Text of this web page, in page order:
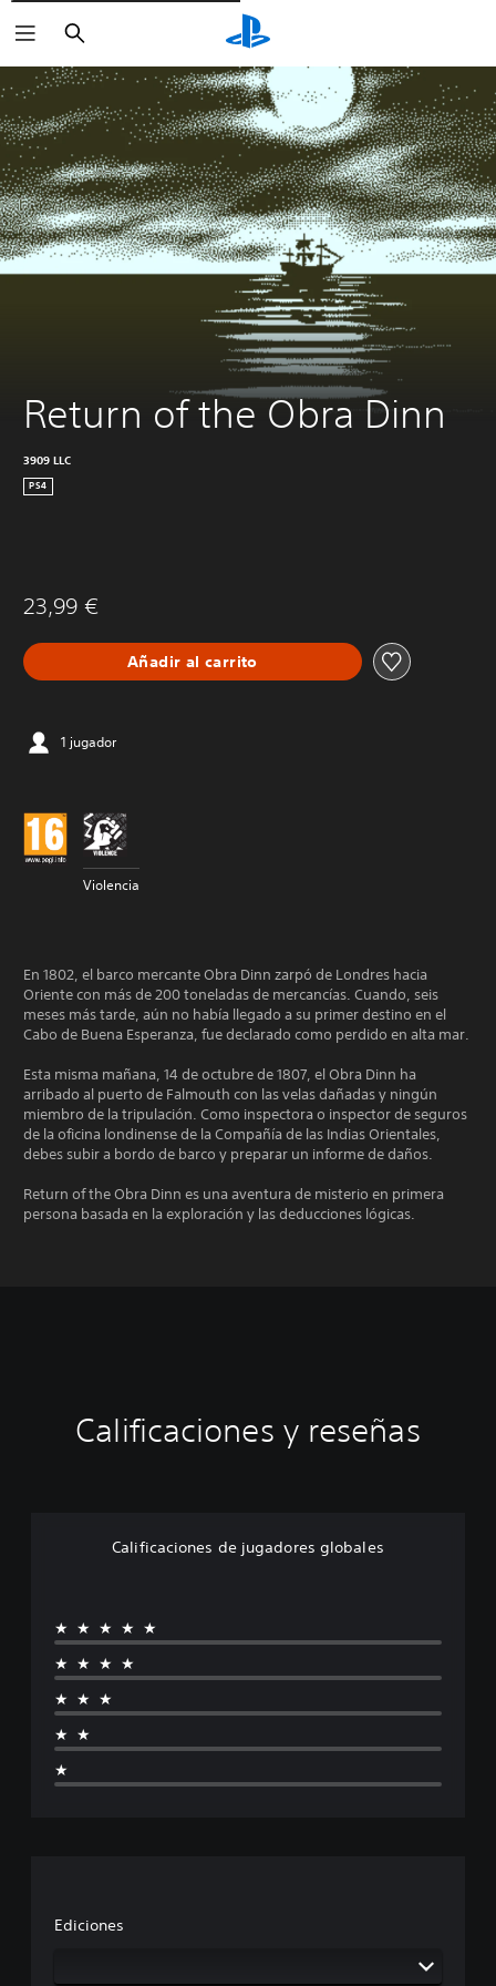
Buscar
Return of the Obra Dinn
3909 LLC
PS4
23,99 €
Añadir al carrito
1 jugador
Violencia
En 1802, el barco mercante Obra Dinn zarpó de Londres hacia
Oriente con más de 200 toneladas de mercancías. Cuando, seis
meses más tarde, aún no había llegado a su primer destino en el
Cabo de Buena Esperanza, fue declarado como perdido en alta mar.
Esta misma mañana, 14 de octubre de 1807, el Obra Dinn ha
arribado al puerto de Falmouth con las velas dañadas y ningún
miembro de la tripulación. Como inspectora o inspector de seguros
de la oficina londinense de la Compañía de las Indias Orientales,
debes subir a bordo de barco y preparar un informe de daños.
Return of the Obra Dinn es una aventura de misterio en primera
persona basada en la exploración y las deducciones lógicas.
Calificaciones y reseñas
Calificaciones de jugadores globales
★★★★★
★★★★
★★★
★★
★
Ediciones